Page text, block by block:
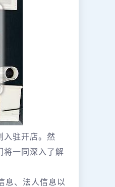
入驻开店。然
将一同深入了解
息、法人信息以